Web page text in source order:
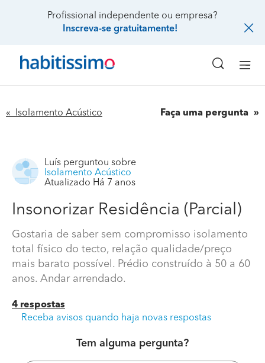
Profissional independente ou empresa?
Inscreva-se gratuitamente!
« Isolamento Acústico Faça uma pergunta
Luís perguntou sobre
Isolamento Acústico
Atualizado Há 7 anos
Insonorizar Residência (Parcial)
Gostaria de saber sem compromisso isolamento
total físico do tecto, relação qualidade/preço
mais barato possível. Prédio construído à 50 a 60
anos. Andar arrendado.
4 respostas
Receba avisos quando haja novas respostas
Tem alguma pergunta?